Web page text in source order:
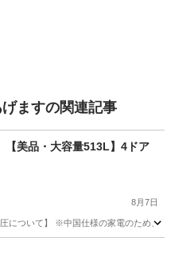
ますの関連記事
【美品・大容量513L】4ドア
8月7日
について】 ※中国仕様の家電のため、
ン家電